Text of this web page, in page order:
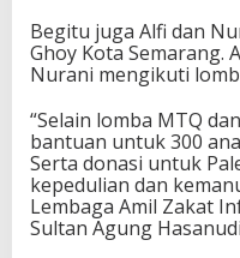
Begitu juga Alfi dan
Ghoy Kota Semarang.
Nurani mengikuti
“Selain lomba MTQ
bantuan untuk 300
Serta donasi untuk
kepedulian dan
Lembaga Amil Zakat
Sultan Agung